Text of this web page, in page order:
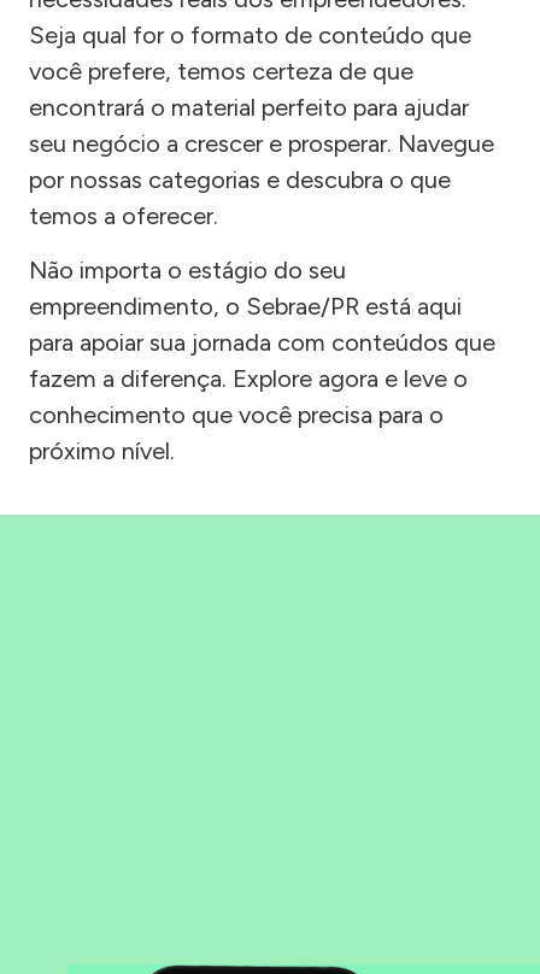
Seja qual for o formato de conteúdo que
você prefere, temos certeza de que
encontrará o material perfeito para ajudar
seu negócio a crescer e prosperar. Navegue
por nossas categorias e descubra o que
temos a oferecer.
Não importa o estágio do seu
empreendimento, o Sebrae/PR está aqui
para apoiar sua jornada com conteúdos que
fazem a diferença. Explore agora e leve o
conhecimento que você precisa para o
próximo nível.